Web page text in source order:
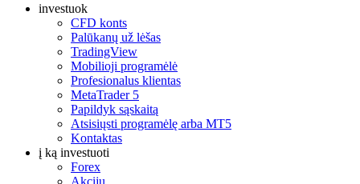
investuok
CFD konts
Palūkanų už lėšas
TradingView
Mobilioji programėlė
Profesionalus klientas
MetaTrader 5
Papildyk sąskaitą
Atsisiųsti programėlę arba MT5
Kontaktas
į ką investuoti
Forex
Akcijų